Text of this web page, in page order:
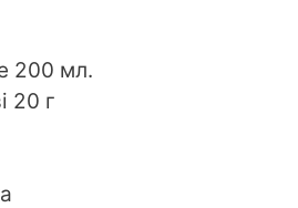
200 мл.
20 г